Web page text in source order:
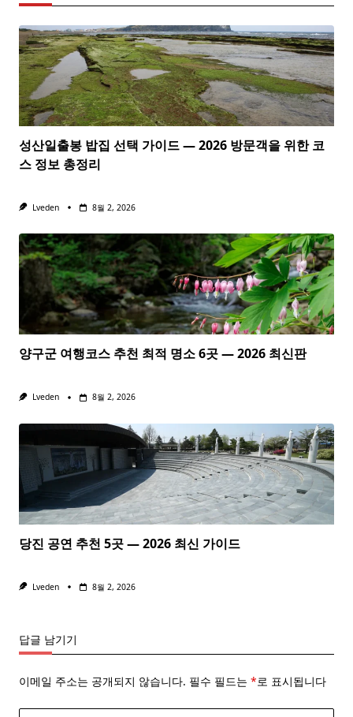
성산일출봉 밥집 선택 가이드 — 2026 방문객을 위한 코
스 정보 총정리
Lveden 8월 2, 2026
양구군 여행코스 추천 최적 명소 6곳 — 2026 최신판
Lveden 8월 2, 2026
당진 공연 추천 5곳 — 2026 최신 가이드
Lveden 8월 2, 2026
답글 남기기
이메일 주소는 공개되지 않습니다. 필수 필드는 *로 표시됩니다